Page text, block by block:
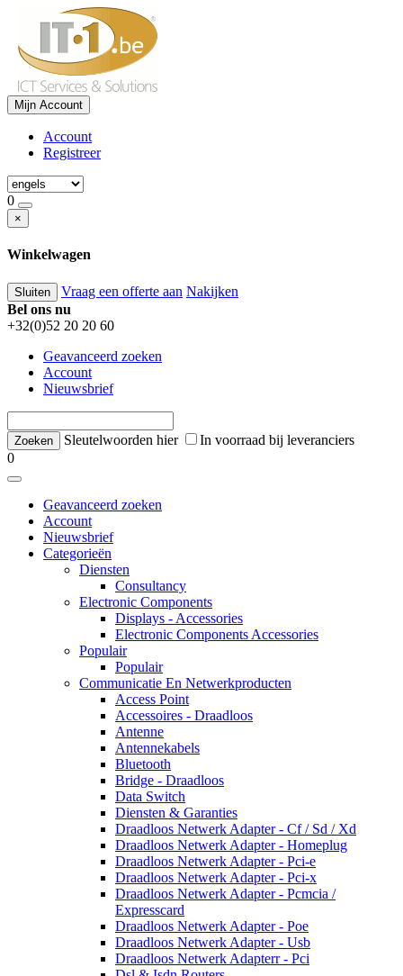
Mijn Account
Account
Registreer
0
×
Winkelwagen
Sluiten Vraag een offerte aan Nakijken
Bel ons nu
+32(0)52 20 20 60
Geavanceerd zoeken
Account
Nieuwsbrief
Sleutelwoorden hier
In voorraad bij leveranciers
0
Geavanceerd zoeken
Account
Nieuwsbrief
Categorieën
Diensten
Consultancy
Electronic Components
Displays - Accessories
Electronic Components Accessories
Populair
Populair
Communicatie En Netwerkproducten
Access Point
Accessoires - Draadloos
Antenne
Antennekabels
Bluetooth
Bridge - Draadloos
Data Switch
Diensten & Garanties
Draadloos Netwerk Adapter - Cf / Sd / Xd
Draadloos Netwerk Adapter - Homeplug
Draadloos Netwerk Adapter - Pci-e
Draadloos Netwerk Adapter - Pci-x
Draadloos Netwerk Adapter - Pcmcia /
Expresscard
Draadloos Netwerk Adapter - Poe
Draadloos Netwerk Adapter - Usb
Draadloos Netwerk Adapterr - Pci